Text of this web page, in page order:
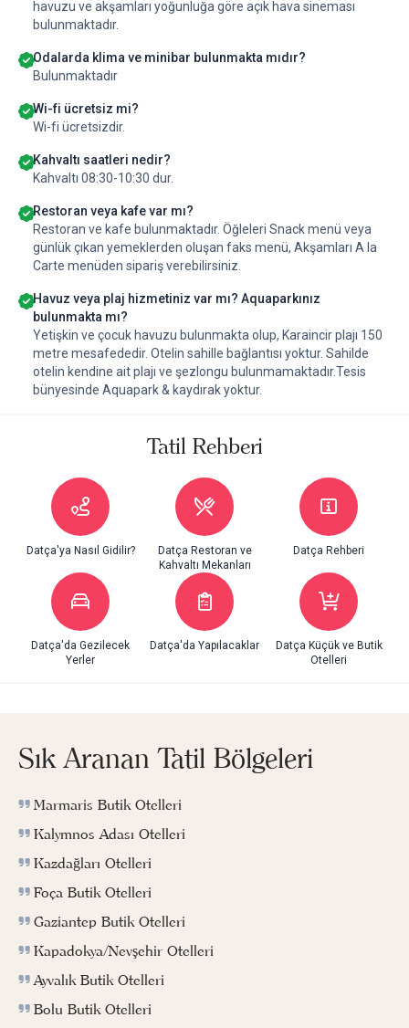
havuzu ve akşamları yoğunluğa göre açık hava sineması
bulunmaktadır.
Odalarda klima ve minibar bulunmakta mıdır?
Bulunmaktadır
Wi-fi ücretsiz mi?
Wi-fi ücretsizdir.
Kahvaltı saatleri nedir?
Kahvaltı 08:30-10:30 dur.
Restoran veya kafe var mı?
Restoran ve kafe bulunmaktadır. Öğleleri Snack menü veya
günlük çıkan yemeklerden oluşan faks menü, Akşamları A la
Carte menüden sipariş verebilirsiniz.
Havuz veya plaj hizmetiniz var mı? Aquaparkınız
bulunmakta mı?
Yetişkin ve çocuk havuzu bulunmakta olup, Karaincir plajı 150
metre mesafededir. Otelin sahille bağlantısı yoktur. Sahilde
otelin kendine ait plajı ve şezlongu bulunmamaktadır.Tesis
bünyesinde Aquapark & kaydırak yoktur.
Tatil Rehberi
Datça'ya Nasıl Gidilir?
Datça Restoran ve
Kahvaltı Mekanları
Datça Rehberi
Datça'da Gezilecek
Yerler
Datça'da Yapılacaklar
Datça Küçük ve Butik
Otelleri
Sık Aranan Tatil Bölgeleri
Marmaris Butik Otelleri
Kalymnos Adası Otelleri
Kazdağları Otelleri
Foça Butik Otelleri
Gaziantep Butik Otelleri
Kapadokya/Nevşehir Otelleri
Ayvalık Butik Otelleri
Bolu Butik Otelleri